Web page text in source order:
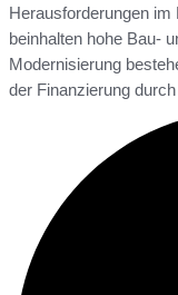
Herausforderungen
beinhalten hohe Bau-
Modernisierung
der Finanzierung